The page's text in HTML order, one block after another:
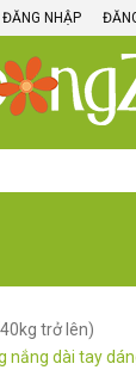
ĐĂNG NHẬP
trở lên)
nắng dài tay